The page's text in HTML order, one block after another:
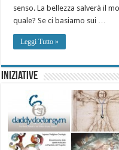
senso. La bellezza salverà il
quale? Se ci basiamo sui …
Leggi Tutto »
Iniziative